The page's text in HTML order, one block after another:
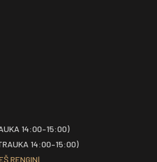
14:00–15:00)
14:00–15:00)
RENGINĮ